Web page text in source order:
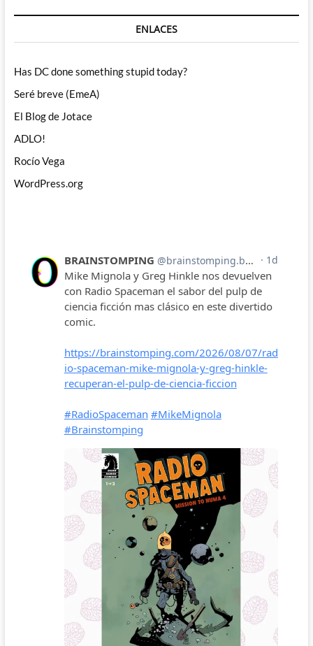
ENLACES
Has DC done something stupid today?
Seré breve (EmeA)
El Blog de Jotace
ADLO!
Rocío Vega
WordPress.org